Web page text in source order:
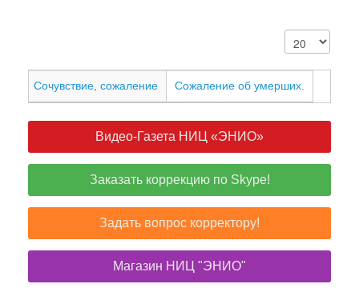
Сочувствие, сожаление Сожаление об умерших.
Видео-Газета НИЦ «ЭНИО»
Заказать коррекцию по Skype!
Задать вопрос корректору!
Магазин НИЦ "ЭНИО"